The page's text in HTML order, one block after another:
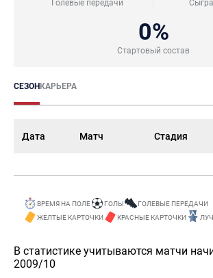
Голевые передачи
0%
Стартовый состав
СЕЗОНКАРЬЕРА
Дата Матч Стадия
ВРЕМЯ НА ПОЛЕ ГОЛЫ
ГОЛЕВЫЕ ПЕРЕДАЧИ
ЖЁЛТЫЕ КАРТОЧКИ
КРАСНЫЕ КАРТОЧКИ
В статистике учитываются матчи
2009/10